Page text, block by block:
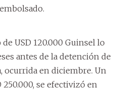
USD 120.000 Guinsel lo
antes de la detención de
ocurrida en diciembre. Un
250.000, se efectivizó en